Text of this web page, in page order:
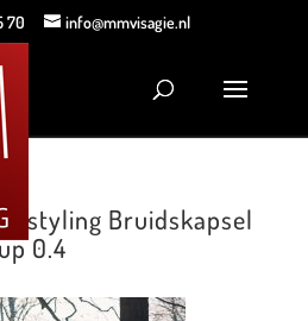
70 info@mmvisagie.nl
Bruidskapsel
0.4